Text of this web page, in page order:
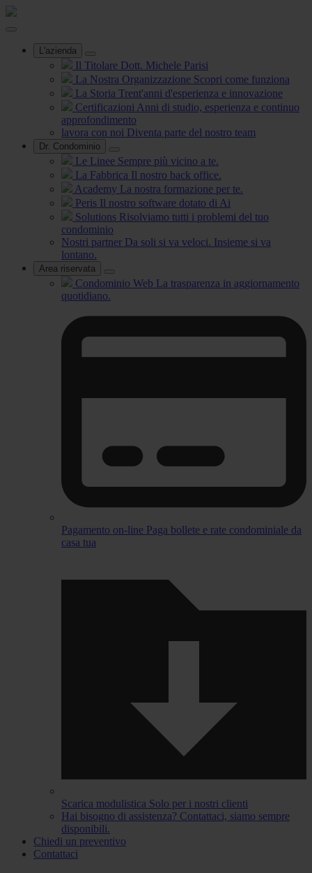
L'azienda
Il Titolare Dott. Michele Parisi
La Nostra Organizzazione Scopri come funziona
La Storia Trent'anni d'esperienza e innovazione
Certificazioni Anni di studio, esperienza e continuo
approfondimento
lavora con noi Diventa parte del nostro team
Dr. Condominio
Le Linee Sempre più vicino a te.
La Fabbrica Il nostro back office.
Academy La nostra formazione per te.
Peris Il nostro software dotato di Ai
Solutions Risolviamo tutti i problemi del tuo
condominio
Nostri partner Da soli si va veloci. Insieme si va
lontano.
Area riservata
Condominio Web La trasparenza in aggiornamento
quotidiano.
Pagamento on-line Paga bollete e rate condominiale da
casa tua
Scarica modulistica Solo per i nostri clienti
Hai bisogno di assistenza? Contattaci, siamo sempre
disponibili.
Chiedi un preventivo
Contattaci